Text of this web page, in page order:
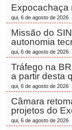
Expocachaça
qui, 6 de agosto de 2026
Missão do
autonomia
qui, 6 de agosto de 2026
Tráfego na
a partir desta
qui, 6 de agosto de 2026
Câmara
projetos do
qui, 6 de agosto de 2026